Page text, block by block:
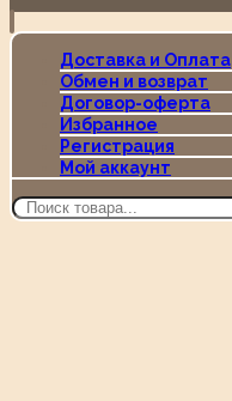
Доставка и Оплата
Обмен и возврат
Договор-оферта
Избранное
Регистрация
Мой аккаунт